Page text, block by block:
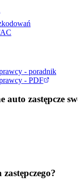
- poradnik
- PDF
auto zastępcze